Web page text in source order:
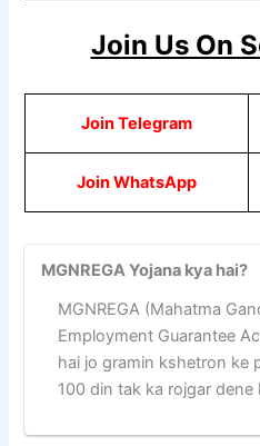
Join Us On
Join Telegram
Join WhatsApp
MGNREGA Yojana kya hai?
MGNREGA (Mahatma
Employment Guarantee
hai jo gramin kshetron ke
100 din tak ka rojgar dene